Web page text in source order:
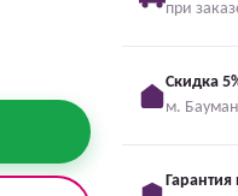
при
Скидка
м.
Гарантия